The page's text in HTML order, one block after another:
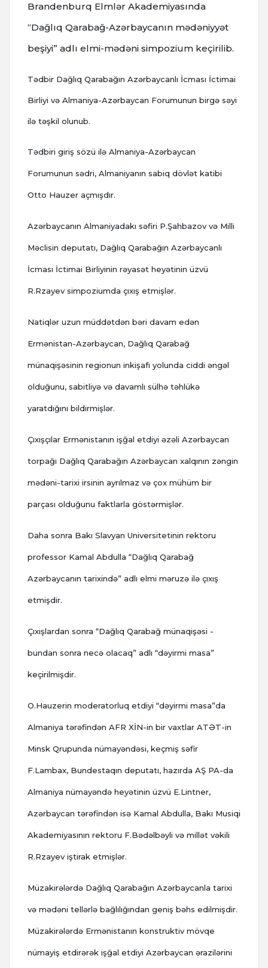
Brandenburq Elmlər Akademiyasında
“Dağlıq Qarabağ-Azərbaycanın mədəniyyət
beşiyi” adlı elmi-mədəni simpozium keçirilib.
Tədbir Dağlıq Qarabağın Azərbaycanlı İcması İctimai
Birliyi və Almaniya-Azərbaycan Forumunun birgə səyi
ilə təşkil olunub.
Tədbiri giriş sözü ilə Almaniya-Azərbaycan
Forumunun sədri, Almaniyanın sabiq dövlət katibi
Otto Hauzer açmışdır.
Azərbaycanın Almaniyadakı səfiri P.Şahbazov və Milli
Məclisin deputatı, Dağlıq Qarabağın Azərbaycanlı
İcması İctimai Birliyinin rəyasət heyətinin üzvü
R.Rzayev simpoziumda çıxış etmişlər.
Natiqlər uzun müddətdən bəri davam edən
Ermənistan-Azərbaycan, Dağlıq Qarabağ
münaqişəsinin regionun inkişafı yolunda ciddi əngəl
olduğunu, sabitliyə və davamlı sülhə təhlükə
yaratdığını bildirmişlər.
Çıxışçılar Ermənistanın işğal etdiyi əzəli Azərbaycan
torpağı Dağlıq Qarabağın Azərbaycan xalqının zəngin
mədəni-tarixi irsinin ayrılmaz və çox mühüm bir
parçası olduğunu faktlarla göstərmişlər.
Daha sonra Bakı Slavyan Universitetinin rektoru
professor Kamal Abdulla “Dağlıq Qarabağ
Azərbaycanın tarixində” adlı elmi məruzə ilə çıxış
etmişdir.
Çıxışlardan sonra “Dağlıq Qarabağ münaqişəsi -
bundan sonra necə olacaq” adlı “dəyirmi masa”
keçirilmişdir.
O.Hauzerin moderatorluq etdiyi “dəyirmi masa”da
Almaniya tərəfindən AFR XİN-in bir vaxtlar ATƏT-in
Minsk Qrupunda nümayəndəsi, keçmiş səfir
F.Lambax, Bundestaqın deputatı, hazırda AŞ PA-da
Almaniya nümayəndə heyətinin üzvü E.Lintner,
Azərbaycan tərəfindən isə Kamal Abdulla, Bakı Musiqi
Akademiyasının rektoru F.Bədəlbəyli və millət vəkili
R.Rzayev iştirak etmişlər.
Müzakirələrdə Dağlıq Qarabağın Azərbaycanla tarixi
və mədəni tellərlə bağlılığından geniş bəhs edilmişdir.
Müzakirələrdə Ermənistanın konstruktiv mövqe
nümayiş etdirərək işğal etdiyi Azərbaycan ərazilərini